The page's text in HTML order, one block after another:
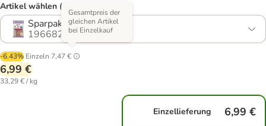
Artikel wählen (3 Varianten)
Sparpaket: 3 x 70 g
1966828.1
-6.43% Einzeln 7,47 €
Gesamtpreis der
gleichen Artikel
bei Einzelkauf
6,99 €
33,29 € / kg
Einzellieferung 6,99 €